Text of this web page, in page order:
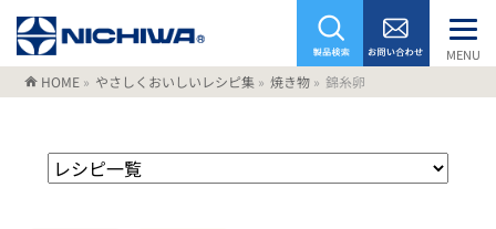
MENU
HOME » やさしくおいしいレシピ集 » 焼き物 » 錦糸卵